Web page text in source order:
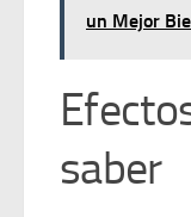
un Mejor
saber